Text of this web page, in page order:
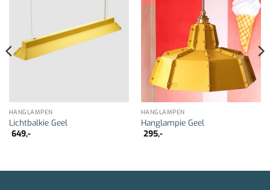
HANGLAMPEN
Lichtbalkie Geel
649,-
HANGLAMPEN
Hanglampie Geel
295,-